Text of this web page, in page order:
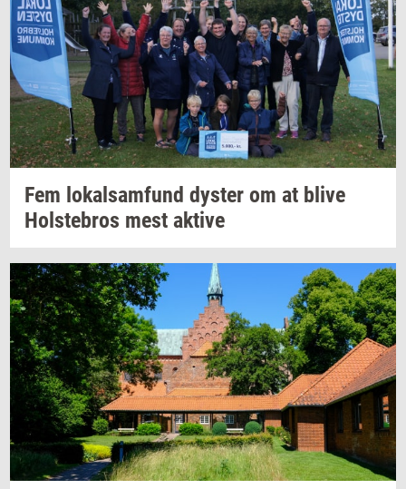
Fem lo­kal­sam­fund dy­ster om at blive
Holste­bros mest ak­ti­ve